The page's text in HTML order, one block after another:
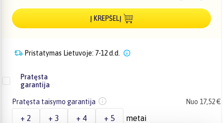
Į KREPŠELĮ
Pristatymas Lietuvoje: 7-12 d.d.
Pratęsta
garantija
Pratęsta taisymo garantija Nuo 17,52 €
+ 2 + 3 + 4 + 5 metai